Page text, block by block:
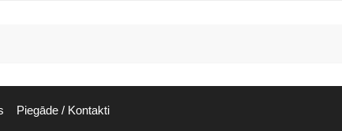
Piegāde / Kontakti